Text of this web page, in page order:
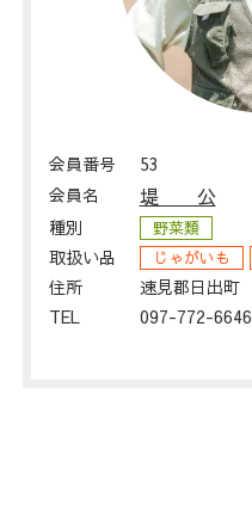
会員番号
53
会員名
堤 公
種別 野菜類
取扱い品 じゃがいも
住所
速見郡日出町
TEL
097-772-6646